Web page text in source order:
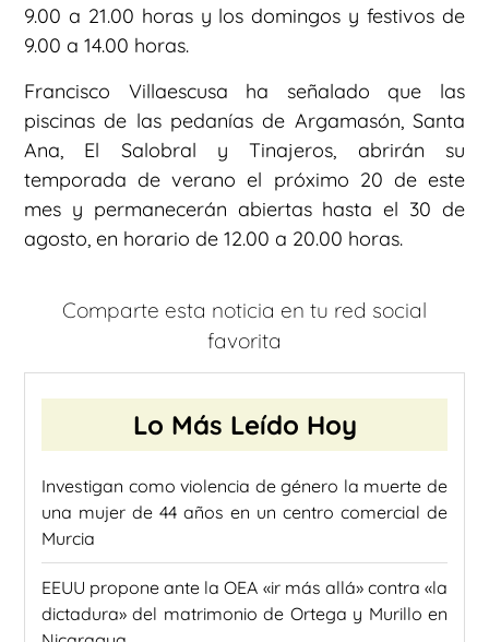
9.00 a 21.00 horas y los domingos y festivos de
9.00 a 14.00 horas.
Francisco Villaescusa ha señalado que las
piscinas de las pedanías de Argamasón, Santa
Ana, El Salobral y Tinajeros, abrirán su
temporada de verano el próximo 20 de este
mes y permanecerán abiertas hasta el 30 de
agosto, en horario de 12.00 a 20.00 horas.
Comparte esta noticia en tu red social
favorita
Lo Más Leído Hoy
Investigan como violencia de género la muerte de
una mujer de 44 años en un centro comercial de
Murcia
EEUU propone ante la OEA «ir más allá» contra «la
dictadura» del matrimonio de Ortega y Murillo en